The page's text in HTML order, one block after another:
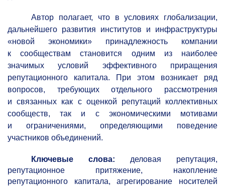
Автор полагает, что в условиях глобализации,
дальнейшего развития институтов и инфраструктуры
«новой экономики» принадлежность компании
к сообществам становится одним из наиболее
значимых условий эффективного приращения
репутационного капитала. При этом возникает ряд
вопросов, требующих отдельного рассмотрения
и связанных как с оценкой репутаций коллективных
сообществ, так и с экономическими мотивами
и ограничениями, определяющими поведение
участников объединений.
Ключевые слова: деловая репутация,
репутационное притяжение, накопление
репутационного капитала, агрегирование носителей